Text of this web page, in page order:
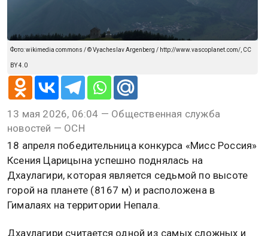
Фото: wikimedia commons / © Vyacheslav Argenberg / http://www.vascoplanet.com/, CC
BY 4.0
13 мая 2026, 06:04 — Общественная служба
новостей — ОСН
18 апреля победительница конкурса «Мисс Россия»
Ксения Царицына успешно поднялась на
Дхаулагири, которая является седьмой по высоте
горой на планете (8167 м) и расположена в
Гималаях на территории Непала.
Дхаулагири считается одной из самых сложных и